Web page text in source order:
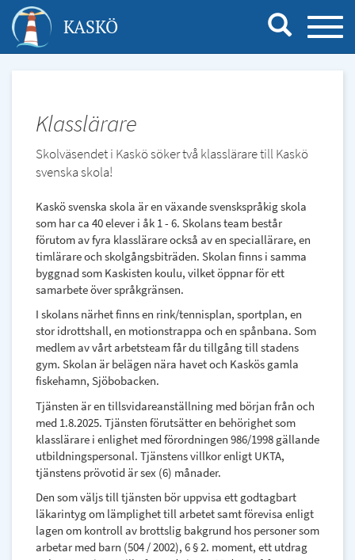
Hoppa
till
huvudinnehåll
KASKÖ
Klasslärare
Skolväsendet i Kaskö söker två klasslärare till Kaskö
svenska skola!
Kaskö svenska skola är en växande svenskspråkig skola
som har ca 40 elever i åk 1 - 6. Skolans team består
förutom av fyra klasslärare också av en speciallärare, en
timlärare och skolgångsbiträden. Skolan finns i samma
byggnad som Kaskisten koulu, vilket öppnar för ett
samarbete över språkgränsen.
I skolans närhet finns en rink/tennisplan, sportplan, en
stor idrottshall, en motionstrappa och en spånbana. Som
medlem av vårt arbetsteam får du tillgång till stadens
gym. Skolan är belägen nära havet och Kaskös gamla
fiskehamn, Sjöbobacken.
Tjänsten är en tillsvidareanställning med början från och
med 1.8.2025. Tjänsten förutsätter en behörighet som
klasslärare i enlighet med förordningen 986/1998 gällande
utbildningspersonal. Tjänstens villkor enligt UKTA,
tjänstens prövotid är sex (6) månader.
Den som väljs till tjänsten bör uppvisa ett godtagbart
läkarintyg om lämplighet till arbetet samt förevisa enligt
lagen om kontroll av brottslig bakgrund hos personer som
arbetar med barn (504 / 2002), 6 § 2. moment, ett utdrag